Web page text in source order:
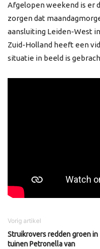
Afgelopen weekend is er
zorgen dat
aansluiting Leiden-West
Zuid-Holland heeft een
situatie in beeld is
Vorig artikel
Struikrovers redden groen in
tuinen Petronella van